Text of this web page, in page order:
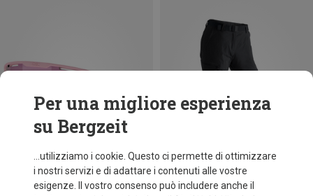
Per una migliore esperienza
su Bergzeit
...utilizziamo i cookie. Questo ci permette di ottimizzare
i nostri servizi e di adattare i contenuti alle vostre
esigenze. Il vostro consenso può includere anche il